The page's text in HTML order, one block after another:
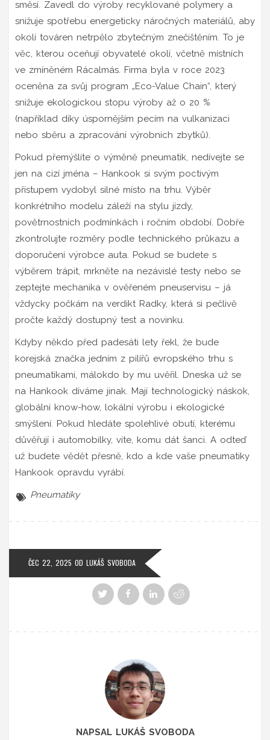
směsí. Zavedl do výroby recyklované polymery a
snižuje spotřebu energeticky náročných materiálů, aby
okolí továren netrpělo zbytečným znečištěním. To je
věc, kterou oceňují obyvatelé okolí, včetně místních
ve zmíněném Rácalmás. Firma byla v roce 2023
oceněna za svůj program „Eco-Value Chain“, který
snižuje ekologickou stopu výroby až o 20 %
(například díky úspornějším pecím na vulkanizaci
nebo sběru a zpracování výrobních zbytků).
Pokud přemýšlíte o výměně pneumatik, nedívejte se
jen na cizí jména – Hankook si svým poctivým
přístupem vydobyl silné místo na trhu. Výběr
konkrétního modelu záleží na stylu jízdy,
povětrnostních podmínkách i ročním období. Dobře
zkontrolujte rozměry podle technického průkazu a
doporučení výrobce auta. Pokud se budete s
výběrem trápit, mrkněte na nezávislé testy nebo se
zeptejte mechanika v ověřeném pneuservisu – já
vždycky počkám na verdikt Radky, která si pečlivě
pročte každý dostupný test a novinku.
Kdyby někdo před padesáti lety řekl, že bude
korejská značka jedním z pilířů evropského trhu s
pneumatikami, málokdo by mu uvěřil. Dneska už se
na Hankook díváme jinak. Mají technologický náskok,
globální know-how, lokální výrobu i ekologické
smýšlení. Pokud hledáte spolehlivé obutí, kterému
důvěřují i automobilky, víte, komu dát šanci. A odteď
už budete vědět přesně, kdo a kde vaše pneumatiky
Hankook opravdu vyrábí.
Pneumatiky
ČEC 22, 2025 OD LUKÁŠ SVOBODA
NAPSAL LUKÁŠ SVOBODA